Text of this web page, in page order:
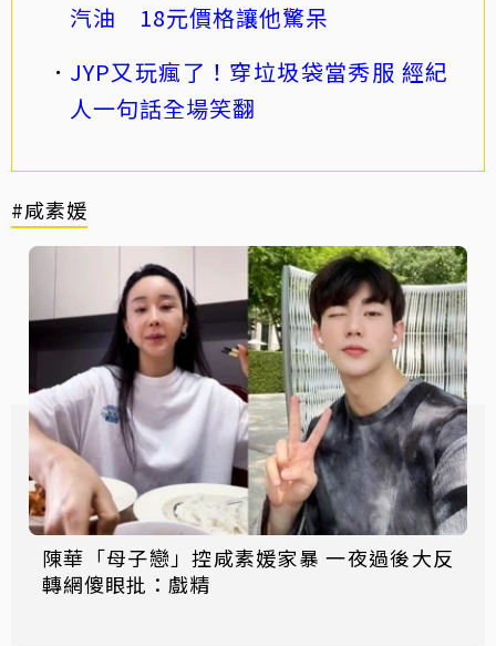
汽油 18元價格讓他驚呆
JYP又玩瘋了！穿垃圾袋當秀服 經紀
人一句話全場笑翻
#咸素媛
陳華「母子戀」控咸素媛家暴 一夜過後大反
轉網傻眼批：戲精